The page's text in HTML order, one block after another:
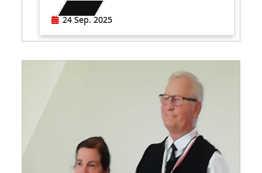
24 Sep. 2025